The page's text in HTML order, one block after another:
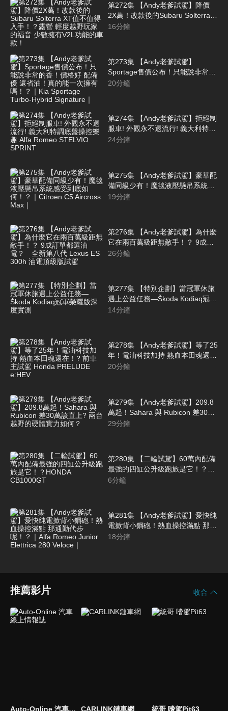
第272集 【Andy老爹試駕】降價
2X萬！改款後的Subaru Solterra
XT值不值得入手！？露營 輕度越
16分鐘
第273集 【Andy老爹試駕】
Sportage售價公布！只能說非常的
香！價格好 配備優 還省油！真的
20分鐘
第274集 【Andy老爹試駕】拒絕制
服車! 外觀永不退流行! 義大利特調
底盤操控樂趣 Alfa Romeo
24分鐘
第275集 【Andy老爹試駕】豪華配
備同級少有！魔毯液壓懸吊系統感
受到底如何！？｜Citroen C5
19分鐘
第276集 【Andy老爹試駕】為什麼
它在兩百萬級距無敵手！？ 9成訂
單都選油電？ 全新第八代 Lexus
26分鐘
第277集 【特別企劃】當冠軍休旅
遇上公益任務—Škoda Kodiaq冠軍
榮耀版深度實測
14分鐘
第278集 【Andy老爹試駕】等了25
年！電油科技加持 熱血本田魂還
在！? 前車主試駕 Honda
20分鐘
第279集 【Andy老爹試駕】209.8
萬起！Sahara 與 Rubicon 差30萬
該直上? 兩台越野的硬體實力如
29分鐘
第280集 【二輪試駕】60萬內配備
最強的四缸公升級跑旅是它！？
HONDA CB1000GT
6分鐘
第281集 【Andy老爹試駕】愛快純
電掀背小鋼砲！熱血操控滿點 那通
勤代步呢！？｜Alfa Romeo Junior
18分鐘
推薦影片 收合
Auto-Online 汽車線上情報誌 CARLINK鏈車網 統哥 嗜駕Pit63